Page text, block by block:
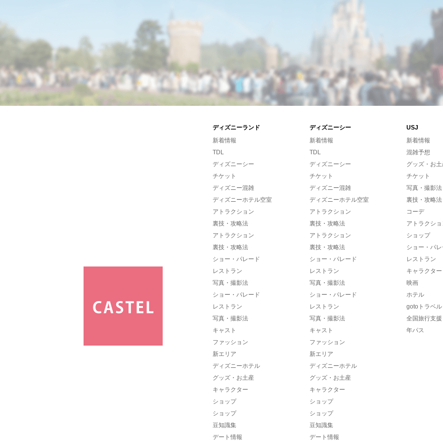
ディズニーランド ディズニーシー
USJ
新着情報
TDL
ディズニーシー
チケット
ディズニー混雑
ディズニーホテル空室
アトラクション
裏技・攻略法
アトラクション
裏技・攻略法
ショー・パレード
レストラン
写真・撮影法
ショー・パレード
レストラン
写真・撮影法
キャスト
ファッション
新エリア
ディズニーホテル
グッズ・お土産
キャラクター
ショップ
ショップ
豆知識集
デート情報
新着情報
TDL
ディズニーシー
チケット
ディズニー混雑
ディズニーホテル空室
アトラクション
裏技・攻略法
アトラクション
裏技・攻略法
ショー・パレード
レストラン
写真・撮影法
ショー・パレード
レストラン
写真・撮影法
キャスト
ファッション
新エリア
ディズニーホテル
グッズ・お土産
キャラクター
ショップ
ショップ
豆知識集
デート情報
新着情報
混雑予想
グッズ・お
チケット
写真・撮影法
裏技・攻略法
コーデ
アトラクシ
ショップ
ショー・パ
レストラン
キャラクター
映画
ホテル
gotoトラベル
全国旅行支援
年パス